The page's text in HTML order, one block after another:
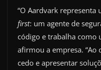
“O Aardvark
first: um agente de
código e trabalha como
afirmou a empresa.
cedo e apresentar